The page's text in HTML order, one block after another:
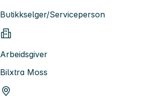
Butikkselger/Serviceperson
Arbeidsgiver
Bilxtra Moss